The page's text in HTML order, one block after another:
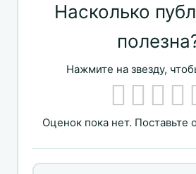
Насколько
Нажмите на звезду,
Оценок пока нет. Поставьте